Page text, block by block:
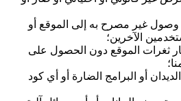
غير مصرح به إلى الموقع أو
الآخرين؛
ثغرات الموقع دون الحصول على
أو البرامج الضارة أو أي كود